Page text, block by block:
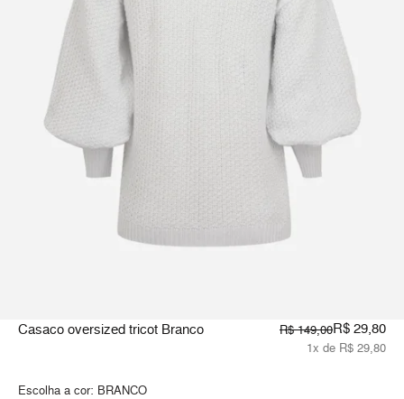
Casaco oversized tricot Branco R$ 149,00R$ 29,80
1x de R$ 29,80
Escolha a cor: BRANCO